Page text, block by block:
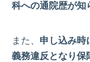
科への通院歴が知
また、 申し込み時
義務違反となり保